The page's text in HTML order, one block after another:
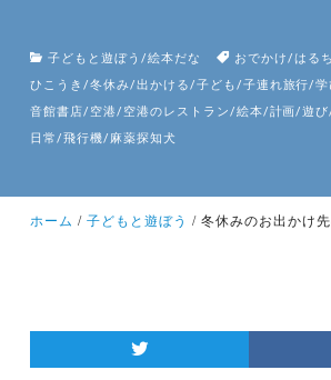
子どもと遊ぼう /絵本だな おでかけ/はる
ひこうき /冬休み/出かける/子ども/子連れ旅行/
音館書店/ 空港/ 空港のレストラン/絵本/計画/遊び
日常/飛行機/ 麻薬探知犬
ホーム 子どもと遊ぼう 冬休みのお出かけ先の候補に！「非日常感」を味わいに